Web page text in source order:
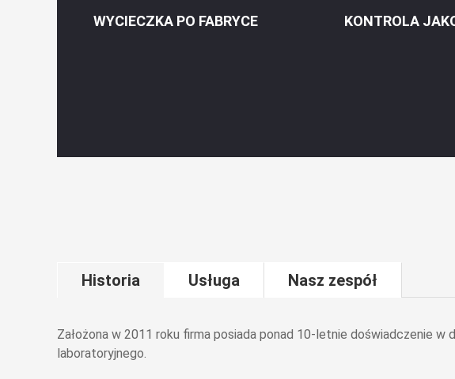
WYCIECZKA PO FABRYCE KONTROLA
Historia Usługa Nasz zespół
Założona w 2011 roku firma posiada ponad 10-letnie doświadczenie w
laboratoryjnego.